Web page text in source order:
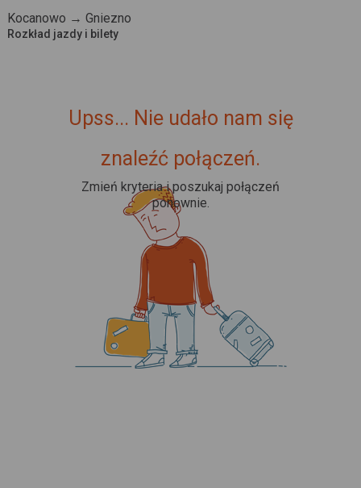
Kocanowo → Gniezno
Rozkład jazdy i bilety
Upss... Nie udało nam się
znaleźć połączeń.
Zmień kryteria i poszukaj połączeń
ponownie.